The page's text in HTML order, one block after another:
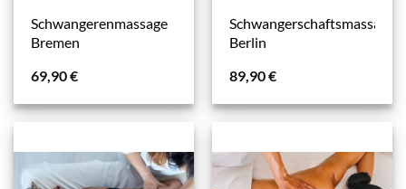
Schwangerenmassage
Bremen
69,90€
Schwangerschaftsmassage
Berlin
89,90€